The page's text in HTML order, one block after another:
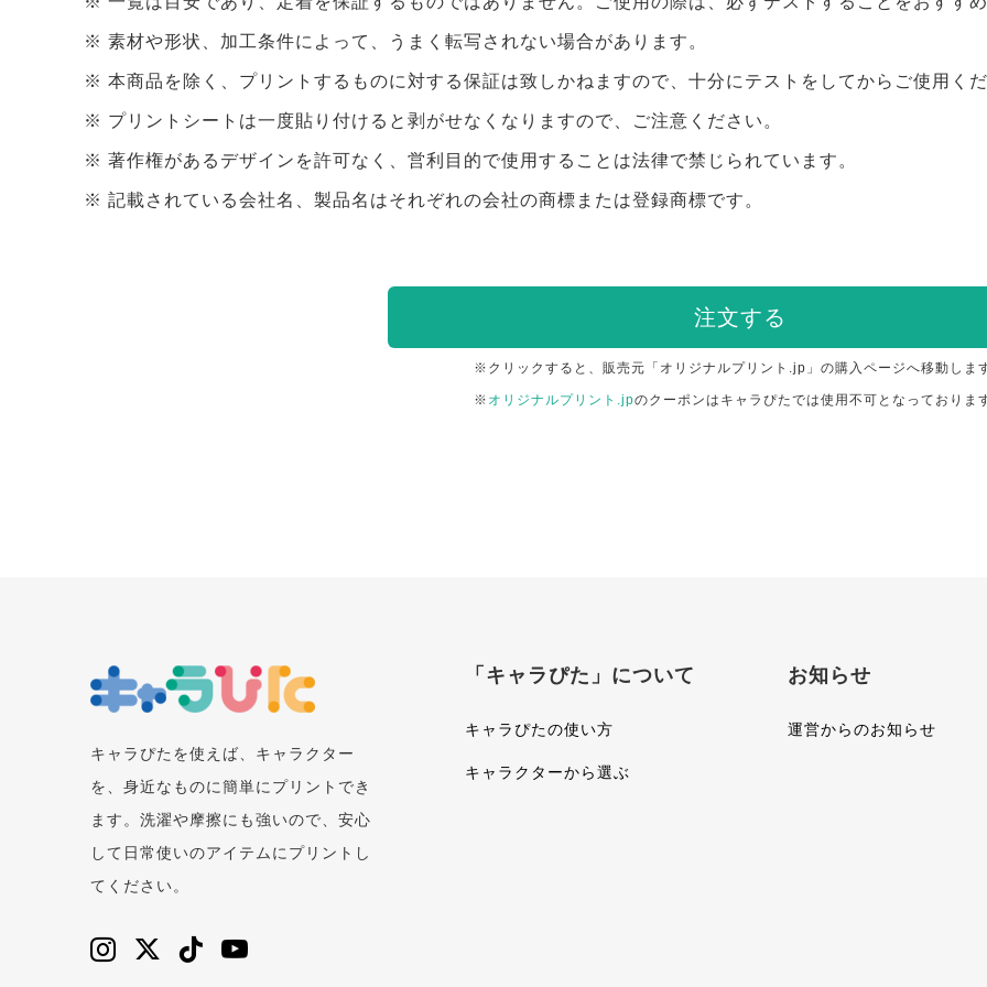
素材や形状、加工条件によって、うまく転写されない場合があります。
本商品を除く、プリントするものに対する保証は致しかねますので、十分にテストをしてからご使用くだ
プリントシートは一度貼り付けると剥がせなくなりますので、ご注意ください。
著作権があるデザインを許可なく、営利目的で使用することは法律で禁じられています。
記載されている会社名、製品名はそれぞれの会社の商標または登録商標です。
注文する
※クリックすると、販売元「オリジナルプリント.jp」の購入ページへ移動しま
※ オリジナルプリント.jpのクーポンはキャラぴたでは使用不可となっておりま
キャラぴたを使えば、キャラクター
を、身近なものに簡単にプリントでき
ます。洗濯や摩擦にも強いので、安心
して日常使いのアイテムにプリントし
てください。
「キャラぴた」について
キャラぴたの使い方
キャラクターから選ぶ
お知らせ
運営からのお知らせ